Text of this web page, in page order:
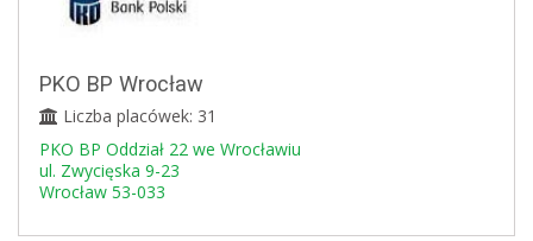
PKO BP Wrocław
Liczba placówek: 31
PKO BP Oddział 22 we Wrocławiu
ul. Zwycięska 9-23
Wrocław 53-033